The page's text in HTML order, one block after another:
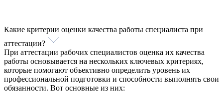
Какие критерии оценки качества работы специалиста при
аттестации?
При аттестации рабочих специалистов оценка их качества
работы основывается на нескольких ключевых критериях,
которые помогают объективно определить уровень их
профессиональной подготовки и способности выполнять свои
обязанности. Вот основные из них: